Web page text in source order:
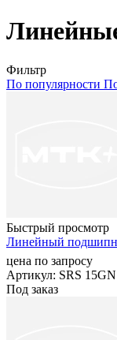
Фильтр
По популярности
Быстрый просмотр
Линейный
цена по запросу
Артикул: SRS 15GN
Под заказ